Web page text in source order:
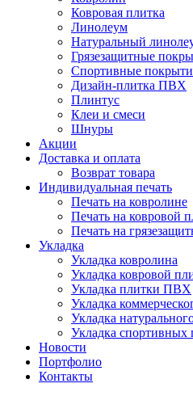
Ковровая плитка
Линолеум
Натуральный
Грязезащитные
Спортивные
Дизайн-плитка ПВХ
Плинтус
Клеи и смеси
Шнуры
Акции
Доставка и оплата
Возврат товара
Индивидуальная печать
Печать на ковролине
Печать на ковровой
Печать на
Укладка
Укладка ковролина
Укладка ковровой
Укладка плитки ПВХ
Укладка
Укладка
Укладка спортивных
Новости
Портфолио
Контакты